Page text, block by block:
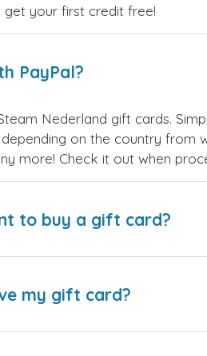
your first credit free!
PayPal?
Nederland gift cards.
on the country from
more! Check it out when
to buy a gift card?
my gift card?